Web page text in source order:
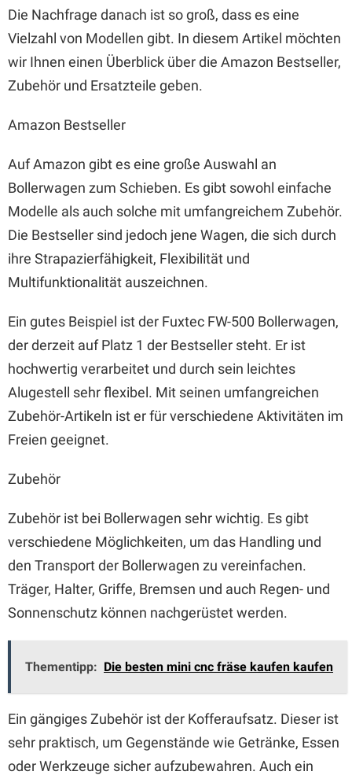
Die Nachfrage danach ist so groß, dass es eine
Vielzahl von Modellen gibt. In diesem Artikel möchten
wir Ihnen einen Überblick über die Amazon Bestseller,
Zubehör und Ersatzteile geben.
Amazon Bestseller
Auf Amazon gibt es eine große Auswahl an
Bollerwagen zum Schieben. Es gibt sowohl einfache
Modelle als auch solche mit umfangreichem Zubehör.
Die Bestseller sind jedoch jene Wagen, die sich durch
ihre Strapazierfähigkeit, Flexibilität und
Multifunktionalität auszeichnen.
Ein gutes Beispiel ist der Fuxtec FW-500 Bollerwagen,
der derzeit auf Platz 1 der Bestseller steht. Er ist
hochwertig verarbeitet und durch sein leichtes
Alugestell sehr flexibel. Mit seinen umfangreichen
Zubehör-Artikeln ist er für verschiedene Aktivitäten im
Freien geeignet.
Zubehör
Zubehör ist bei Bollerwagen sehr wichtig. Es gibt
verschiedene Möglichkeiten, um das Handling und
den Transport der Bollerwagen zu vereinfachen.
Träger, Halter, Griffe, Bremsen und auch Regen- und
Sonnenschutz können nachgerüstet werden.
Thementipp: Die besten mini cnc fräse kaufen kaufen
Ein gängiges Zubehör ist der Kofferaufsatz. Dieser ist
sehr praktisch, um Gegenstände wie Getränke, Essen
oder Werkzeuge sicher aufzubewahren. Auch ein